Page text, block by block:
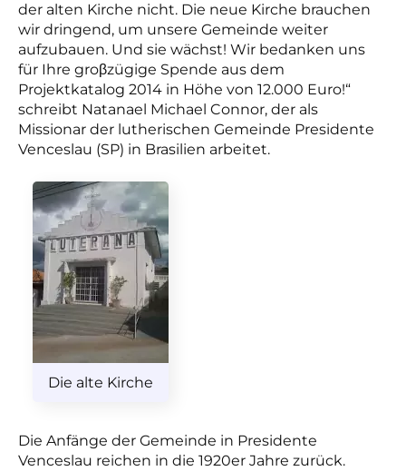
der alten Kirche nicht. Die neue Kirche brauchen
wir dringend, um unsere Gemeinde weiter
aufzubauen. Und sie wächst! Wir bedanken uns
für Ihre groβzügige Spende aus dem
Projektkatalog 2014 in Höhe von 12.000 Euro!“
schreibt Natanael Michael Connor, der als
Missionar der lutherischen Gemeinde Presidente
Venceslau (SP) in Brasilien arbeitet.
Die alte Kirche
Die Anfänge der Gemeinde in Presidente
Venceslau reichen in die 1920er Jahre zurück.